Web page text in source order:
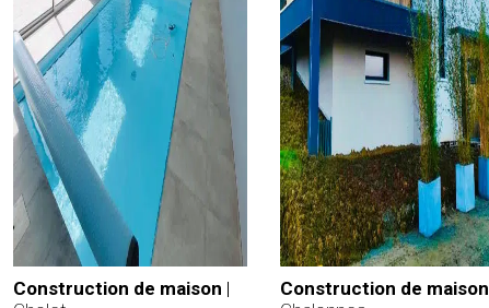
Construction de maison |
Construction de maison